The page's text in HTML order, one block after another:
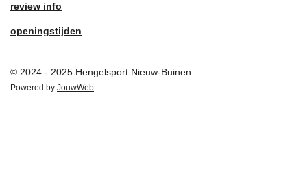
review info
openingstijden
© 2024 - 2025 Hengelsport Nieuw-Buinen
Powered by JouwWeb